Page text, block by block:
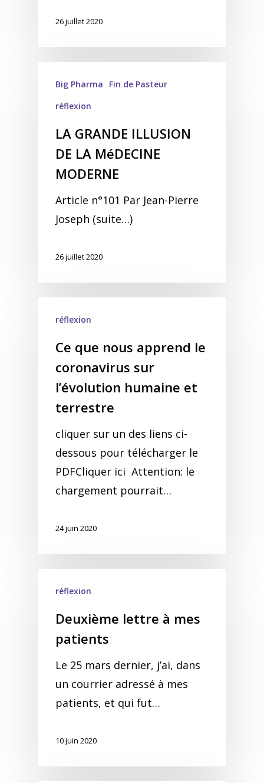
26 juillet 2020
Big Pharma
Fin de Pasteur
réflexion
LA GRANDE ILLUSION
DE LA MéDECINE
MODERNE
Article n°101 Par Jean-Pierre
Joseph (suite…)
26 juillet 2020
réflexion
Ce que nous apprend le
coronavirus sur
l’évolution humaine et
terrestre
cliquer sur un des liens ci-
dessous pour télécharger le
PDFCliquer ici Attention: le
chargement pourrait…
24 juin 2020
réflexion
Deuxième lettre à mes
patients
Le 25 mars dernier, j’ai, dans
un courrier adressé à mes
patients, et qui fut…
10 juin 2020